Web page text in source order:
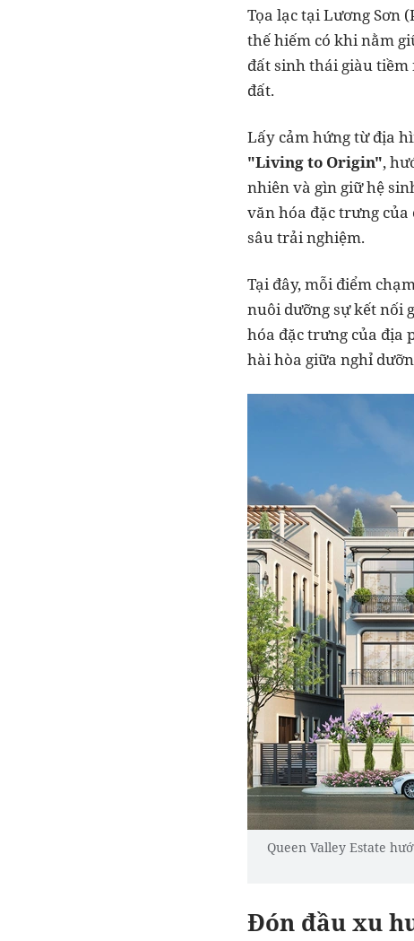
Tọa lạc tại Lương Sơn
thế hiếm có khi nằm
đất sinh thái giàu tiềm
đất.
Lấy cảm hứng từ địa
"Living to Origin",
nhiên và gìn giữ hệ
văn hóa đặc trưng của
sâu trải nghiệm.
Tại đây, mỗi điểm
nuôi dưỡng sự kết nối
hóa đặc trưng của địa
hài hòa giữa nghỉ
Queen Valley Estate
Đón đầu xu